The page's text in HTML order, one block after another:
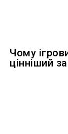
Чому
цінніший